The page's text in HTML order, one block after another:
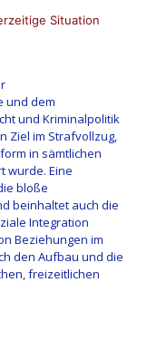
Situation
und dem
und Kriminalpolitik
Ziel im Strafvollzug,
in sämtlichen
wurde. Eine
bloße
beinhaltet auch die
Integration
Beziehungen im
den Aufbau und die
freizeitlichen